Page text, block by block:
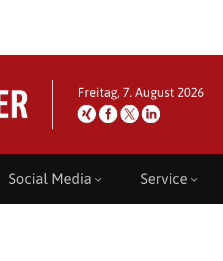
Freitag, 7. August 2026
Social Media Service